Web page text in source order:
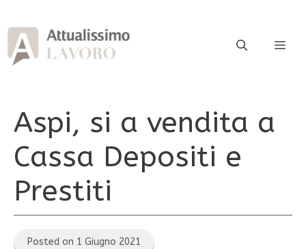
al
contenuto
Aspi, si a vendita a
Cassa Depositi e
Prestiti
Posted on 1 Giugno 2021